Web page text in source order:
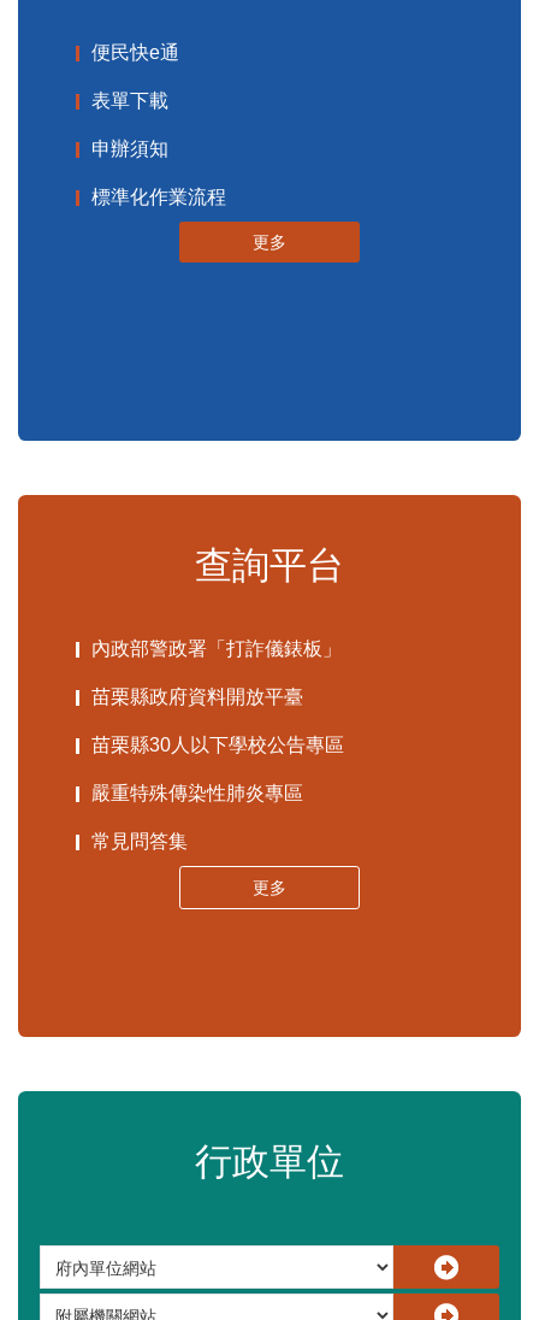
查詢平台
內政部警政署「打詐儀錶板」
苗栗縣政府資料開放平臺
苗栗縣30人以下學校公告專區
嚴重特殊傳染性肺炎專區
常見問答集
更多
行政單位